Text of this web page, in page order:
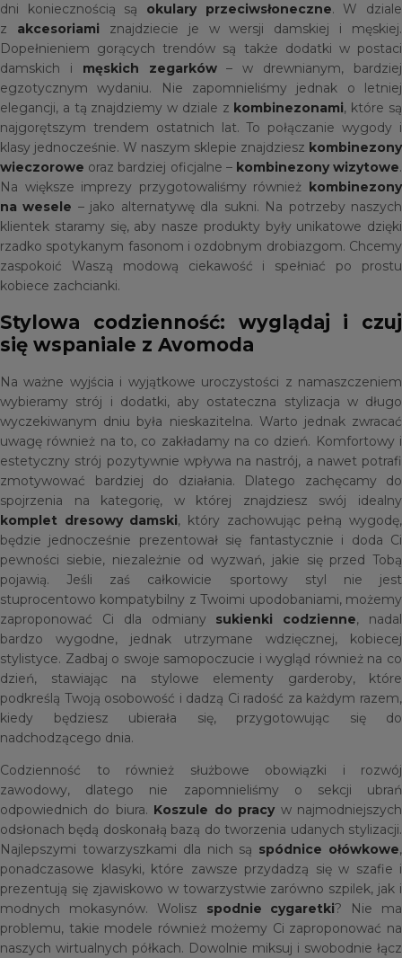
dni koniecznością są okulary przeciwsłoneczne. W dziale
z akcesoriami znajdziecie je w wersji damskiej i męskiej.
Dopełnieniem gorących trendów są także dodatki w postaci
damskich i męskich zegarków– w drewnianym, bardziej
egzotycznym wydaniu. Nie zapomnieliśmy jednak o letniej
elegancji, a tą znajdziemy w dziale z kombinezonami, które są
najgorętszym trendem ostatnich lat. To połączanie wygody i
klasy jednocześnie. W naszym sklepie znajdziesz kombinezony
wieczorowe oraz bardziej oficjalne – kombinezony wizytowe.
Na większe imprezy przygotowaliśmy również kombinezony
na wesele – jako alternatywę dla sukni. Na potrzeby naszych
klientek staramy się, aby nasze produkty były unikatowe dzięki
rzadko spotykanym fasonom i ozdobnym drobiazgom. Chcemy
zaspokoić Waszą modową ciekawość i spełniać po prostu
kobiece zachcianki.
Stylowa codzienność: wyglądaj i czuj
się wspaniale z Avomoda
Na ważne wyjścia i wyjątkowe uroczystości z namaszczeniem
wybieramy strój i dodatki, aby ostateczna stylizacja w długo
wyczekiwanym dniu była nieskazitelna. Warto jednak zwracać
uwagę również na to, co zakładamy na co dzień. Komfortowy i
estetyczny strój pozytywnie wpływa na nastrój, a nawet potrafi
zmotywować bardziej do działania. Dlatego zachęcamy do
spojrzenia na kategorię, w której znajdziesz swój idealny
komplet dresowy damski, który zachowując pełną wygodę,
będzie jednocześnie prezentował się fantastycznie i doda Ci
pewności siebie, niezależnie od wyzwań, jakie się przed Tobą
pojawią. Jeśli zaś całkowicie sportowy styl nie jest
stuprocentowo kompatybilny z Twoimi upodobaniami, możemy
zaproponować Ci dla odmiany sukienki codzienne, nadal
bardzo wygodne, jednak utrzymane wdzięcznej, kobiecej
stylistyce. Zadbaj o swoje samopoczucie i wygląd również na co
dzień, stawiając na stylowe elementy garderoby, które
podkreślą Twoją osobowość i dadzą Ci radość za każdym razem,
kiedy będziesz ubierała się, przygotowując się do
nadchodzącego dnia.
Codzienność to również służbowe obowiązki i rozwój
zawodowy, dlatego nie zapomnieliśmy o sekcji ubrań
odpowiednich do biura. Koszule do pracyw najmodniejszych
odsłonach będą doskonałą bazą do tworzenia udanych stylizacji.
Najlepszymi towarzyszkami dla nich są spódnice ołówkowe,
ponadczasowe klasyki, które zawsze przydadzą się w szafie i
prezentują się zjawiskowo w towarzystwie zarówno szpilek, jak i
modnych mokasynów. Wolisz spodnie cygaretki? Nie ma
problemu, takie modele również możemy Ci zaproponować na
naszych wirtualnych półkach. Dowolnie miksuj i swobodnie łącz